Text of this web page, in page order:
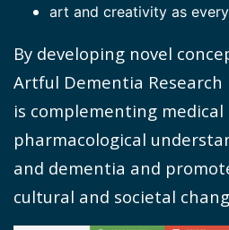
art and creativity as
By developing novel
Artful Dementia Research
is complementing medical
pharmacological
and dementia and
cultural and societal